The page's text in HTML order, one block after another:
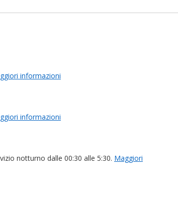
informazioni
informazioni
notturno dalle 00:30 alle 5:30. Maggiori